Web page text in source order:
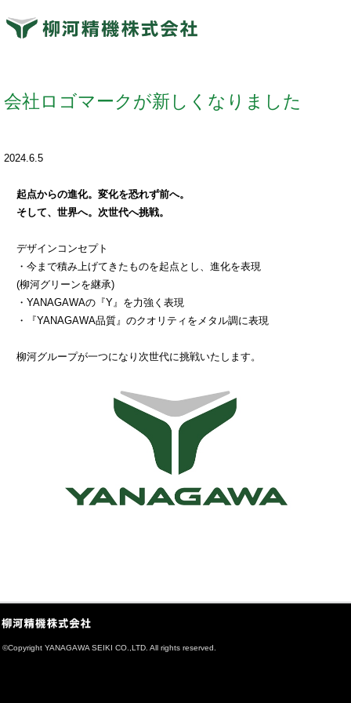
会社ロゴマークが新しくなりました
2024.6.5
起点からの進化。変化を恐れず前へ。
そして、世界へ。次世代へ挑戦。
デザインコンセプト
・今まで積み上げてきたものを起点とし、進化を表現
(柳河グリーンを継承)
・YANAGAWAの『Y』を力強く表現
・『YANAGAWA品質』のクオリティをメタル調に表現
柳河グループが一つになり次世代に挑戦いたします。
©Copyright YANAGAWA SEIKI CO.,LTD. All rights reserved.